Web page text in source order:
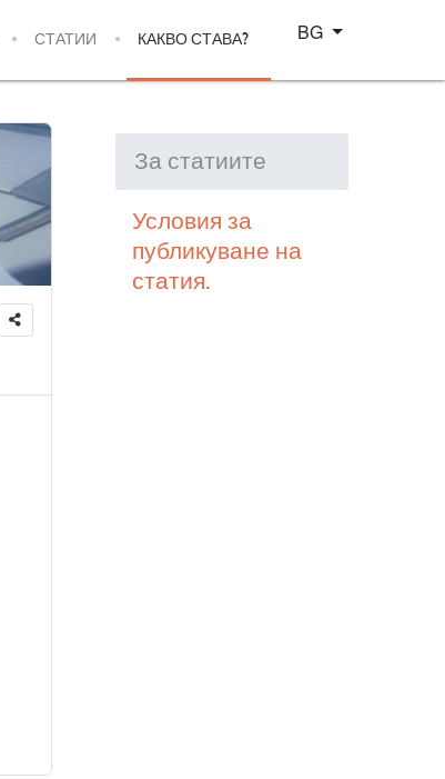
СТАТИИ КАКВО СТАВА?
Изберете език
BG
За статиите
Условия за
публикуване на
статия.